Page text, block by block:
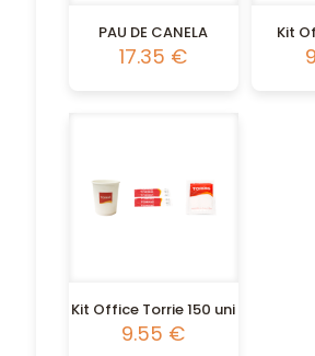
PAU DE CANELA
17.35 €
Kit
Kit Office Torrie 150 uni
9.55 €